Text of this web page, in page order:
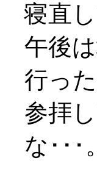
寝直
午後
行った
参拝
な･･･。